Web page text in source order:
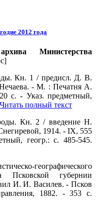
2012 года
Министерства
Кн. 1 / предисл. Д. В.
- М. : Печатня А.
с. - Указ. предметный,
Читать полный текст
Кн. 2 / введение Н.
1914. - IX, 555
геогр.: с. 485-545.
географического
Псковской губернии
И. И. Василев. - Псков
1882. - 353 с.